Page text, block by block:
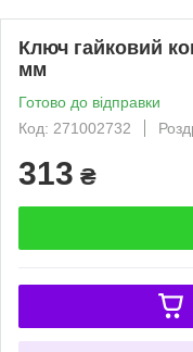
Ключ гайковий
мм
Готово до відправки
Код: 271002732
313 ₴